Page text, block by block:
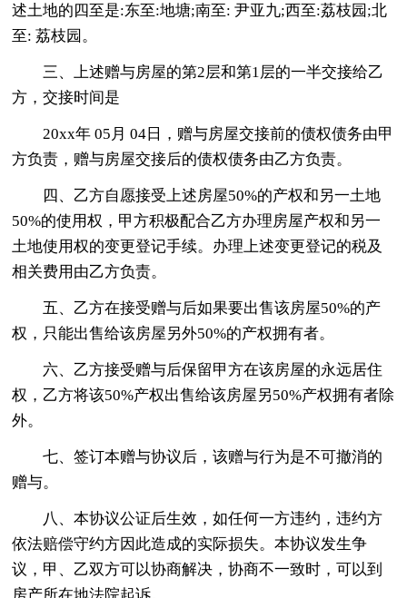
述土地的四至是:东至:地塘;南至: 尹亚九;西至:荔枝园;北
至: 荔枝园。
三、上述赠与房屋的第2层和第1层的一半交接给乙
方，交接时间是
20xx年 05月 04日，赠与房屋交接前的债权债务由甲
方负责，赠与房屋交接后的债权债务由乙方负责。
四、乙方自愿接受上述房屋50%的产权和另一土地
50%的使用权，甲方积极配合乙方办理房屋产权和另一
土地使用权的变更登记手续。办理上述变更登记的税及
相关费用由乙方负责。
五、乙方在接受赠与后如果要出售该房屋50%的产
权，只能出售给该房屋另外50%的产权拥有者。
六、乙方接受赠与后保留甲方在该房屋的永远居住
权，乙方将该50%产权出售给该房屋另50%产权拥有者除
外。
七、签订本赠与协议后，该赠与行为是不可撤消的
赠与。
八、本协议公证后生效，如任何一方违约，违约方
依法赔偿守约方因此造成的实际损失。本协议发生争
议，甲、乙双方可以协商解决，协商不一致时，可以到
房产所在地法院起诉。